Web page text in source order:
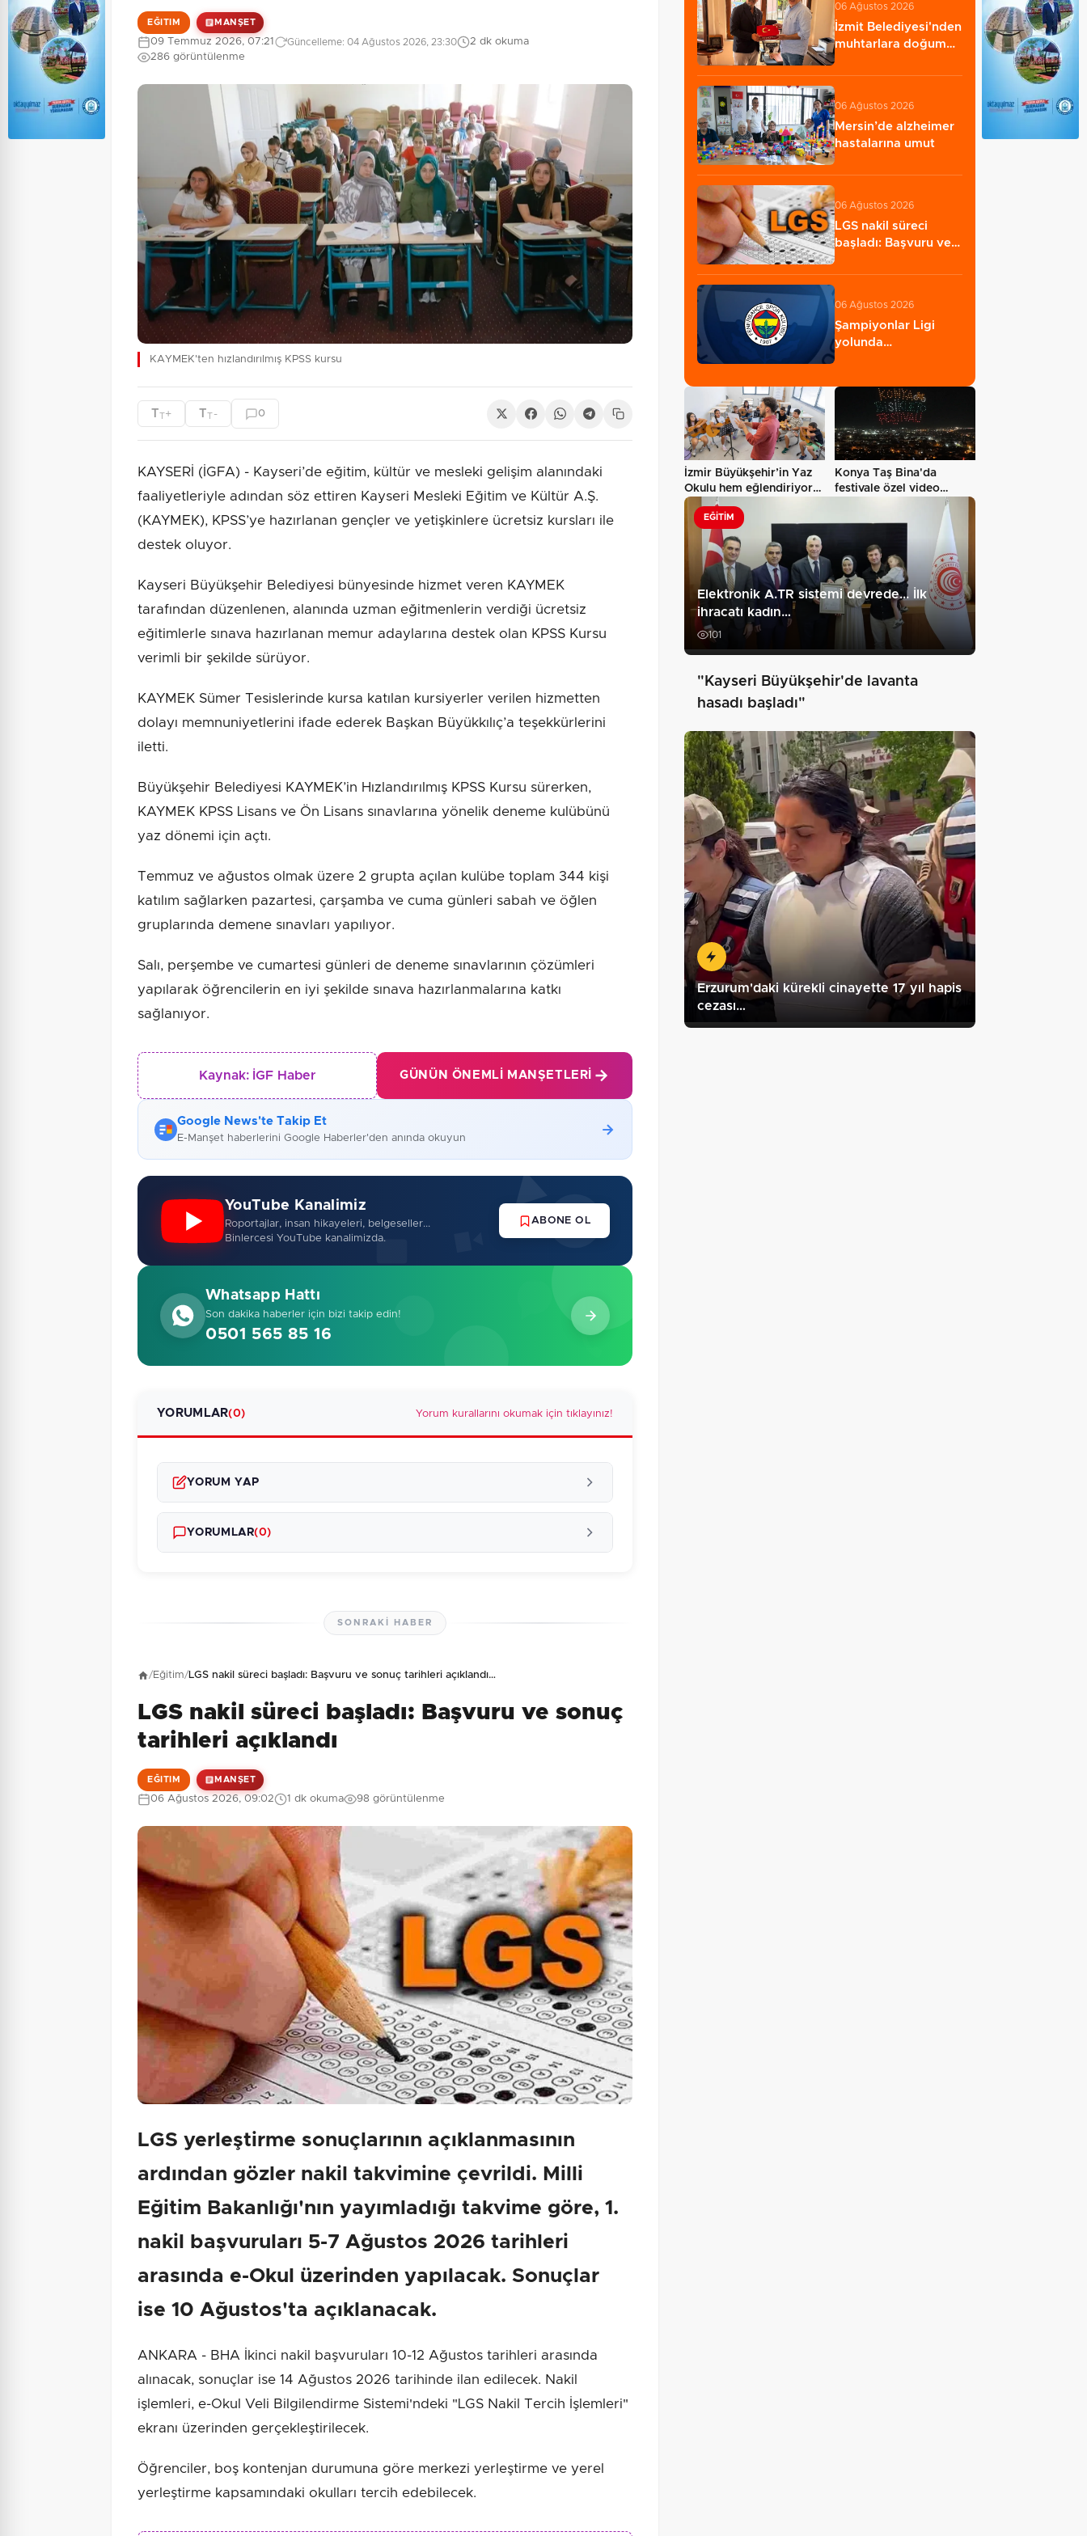
EĞITIM MANŞET
09 Temmuz 2026, 07:21 Güncelleme: 04 Ağustos 2026, 23:30
2 dk okuma
286 görüntülenme
KAYMEK'ten hızlandırılmış KPSS kursu
TT+ TT - 0
KAYSERİ (İGFA) - Kayseri’de eğitim, kültür ve mesleki gelişim alanındaki
faaliyetleriyle adından söz ettiren Kayseri Mesleki Eğitim ve Kültür A.Ş.
(KAYMEK), KPSS’ye hazırlanan gençler ve yetişkinlere ücretsiz kursları ile
destek oluyor.
Kayseri Büyükşehir Belediyesi bünyesinde hizmet veren KAYMEK
tarafından düzenlenen, alanında uzman eğitmenlerin verdiği ücretsiz
eğitimlerle sınava hazırlanan memur adaylarına destek olan KPSS Kursu
verimli bir şekilde sürüyor.
KAYMEK Sümer Tesislerinde kursa katılan kursiyerler verilen hizmetten
dolayı memnuniyetlerini ifade ederek Başkan Büyükkılıç’a teşekkürlerini
iletti.
Büyükşehir Belediyesi KAYMEK’in Hızlandırılmış KPSS Kursu sürerken,
KAYMEK KPSS Lisans ve Ön Lisans sınavlarına yönelik deneme kulübünü
yaz dönemi için açtı.
Temmuz ve ağustos olmak üzere 2 grupta açılan kulübe toplam 344 kişi
katılım sağlarken pazartesi, çarşamba ve cuma günleri sabah ve öğlen
gruplarında demene sınavları yapılıyor.
Salı, perşembe ve cumartesi günleri de deneme sınavlarının çözümleri
yapılarak öğrencilerin en iyi şekilde sınava hazırlanmalarına katkı
sağlanıyor.
Kaynak: İGF Haber GÜNÜN ÖNEMLI MANŞETLERI
Google News'te Takip Et
E-Manşet haberlerini Google Haberler'den anında okuyun
YouTube Kanalimiz
Roportajlar, insan hikayeleri, belgeseller...
Binlercesi YouTube kanalimizda.
ABONE OL
Whatsapp Hattı
Son dakika haberler için bizi takip edin!
0501 565 85 16
YORUMLAR(0) Yorum kurallarını okumak için tıklayınız!
YORUM YAP
Güvenlik Sorusu: 4 + 4 = ? Gönder
YORUMLAR(0)
SONRAKI HABER
/Eğitim/LGS nakil süreci başladı: Başvuru ve sonuç tarihleri açıklandı…
LGS nakil süreci başladı: Başvuru ve sonuç
tarihleri açıklandı
EĞITIM MANŞET
06 Ağustos 2026, 09:02 1 dk okuma 98 görüntülenme
LGS yerleştirme sonuçlarının açıklanmasının
ardından gözler nakil takvimine çevrildi. Milli
Eğitim Bakanlığı'nın yayımladığı takvime göre, 1.
nakil başvuruları 5-7 Ağustos 2026 tarihleri
arasında e-Okul üzerinden yapılacak. Sonuçlar
ise 10 Ağustos'ta açıklanacak.
ANKARA - BHA İkinci nakil başvuruları 10-12 Ağustos tarihleri arasında
alınacak, sonuçlar ise 14 Ağustos 2026 tarihinde ilan edilecek. Nakil
işlemleri, e-Okul Veli Bilgilendirme Sistemi'ndeki "LGS Nakil Tercih İşlemleri"
ekranı üzerinden gerçekleştirilecek.
Öğrenciler, boş kontenjan durumuna göre merkezi yerleştirme ve yerel
yerleştirme kapsamındaki okulları tercih edebilecek.
06 Ağustos 2026
İzmit Belediyesi'nden
muhtarlara doğum
06 Ağustos 2026
Mersin’de alzheimer
hastalarına umut
06 Ağustos 2026
LGS nakil süreci
başladı: Başvuru ve
06 Ağustos 2026
Şampiyonlar Ligi
yolunda
İzmir Büyükşehir’in Yaz
Okulu hem eğlendiriyor
hem…
Konya Taş Bina'da
festivale özel video
EĞITIM
Elektronik A.TR sistemi devrede... İlk
ihracatı kadın…
101
"Kayseri Büyükşehir'de lavanta
hasadı başladı"
Erzurum'daki kürekli cinayette 17 yıl hapis
cezası…